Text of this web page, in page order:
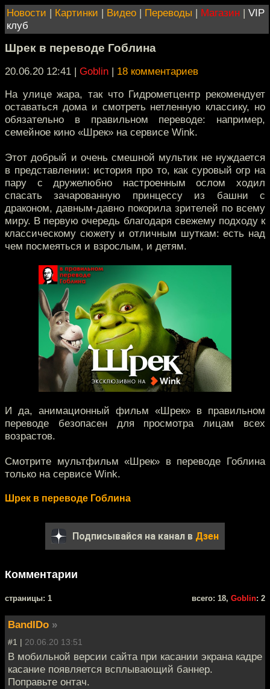
Новости | Картинки | Видео | Переводы | Магазин | VIP
клуб
Шрек в переводе Гоблина
20.06.20 12:41 | Goblin | 18 комментариев
На улице жара, так что Гидрометцентр рекомендует
оставаться дома и смотреть нетленную классику, но
обязательно в правильном переводе: например,
семейное кино «Шрек» на сервисе Wink.
Этот добрый и очень смешной мультик не нуждается
в представлении: история про то, как суровый огр на
пару с дружелюбно настроенным ослом ходил
спасать зачарованную принцессу из башни с
драконом, давным-давно покорила зрителей по всему
миру. В первую очередь благодаря свежему подходу к
классическому сюжету и отличным шуткам: есть над
чем посмеяться и взрослым, и детям.
И да, анимационный фильм «Шрек» в правильном
переводе безопасен для просмотра лицам всех
возрастов.
Смотрите мультфильм «Шрек» в переводе Гоблина
только на сервисе Wink.
Шрек в переводе Гоблина
Подписывайся на канал в Дзен
Комментарии
cтраницы: 1 всего: 18, Goblin: 2
BandIDo »
#1 | 20.06.20 13:51
В мобильной версии сайта при касании экрана кадре
касание появляется всплывающий баннер.
Поправьте онтач.